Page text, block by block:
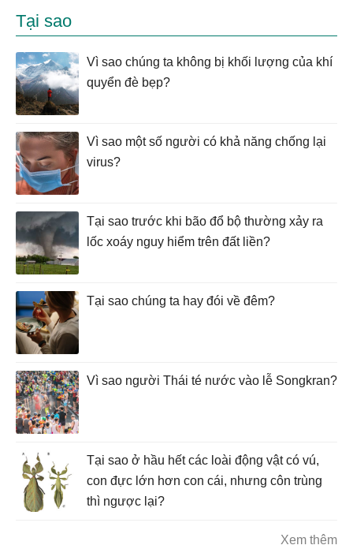
Tại sao
Vì sao chúng ta không bị khối lượng của khí
quyển đè bẹp?
Vì sao một số người có khả năng chống lại
virus?
Tại sao trước khi bão đổ bộ thường xảy ra
lốc xoáy nguy hiểm trên đất liền?
Tại sao chúng ta hay đói về đêm?
Vì sao người Thái té nước vào lễ Songkran?
Tại sao ở hầu hết các loài động vật có vú,
con đực lớn hơn con cái, nhưng côn trùng
thì ngược lại?
Xem thêm